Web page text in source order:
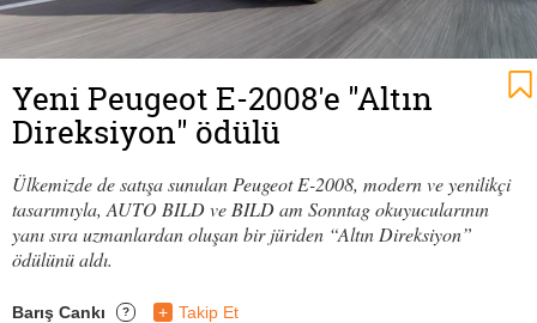
Yeni Peugeot E-2008'e "Altın
Direksiyon" ödülü
Ülkemizde de satışa sunulan Peugeot E-2008, modern ve yenilikçi
tasarımıyla, AUTO BILD ve BILD am Sonntag okuyucularının
yanı sıra uzmanlardan oluşan bir jüriden “Altın Direksiyon”
ödülünü aldı.
Barış Cankı ? + Takip Et